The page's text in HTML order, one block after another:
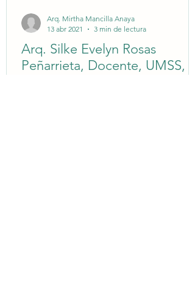
Arq. Silke Evelyn Rosas
Peñarrieta, Docente, UMSS,
Arq. Mirtha Mancilla Anaya
13 abr 2021
3 min de lectura